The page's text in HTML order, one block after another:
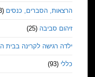
הרצאות, הסברים, כנסים (13)
זיהום סביבה (25)
ילדה רגישה לקרינה בבית
כללי (93)